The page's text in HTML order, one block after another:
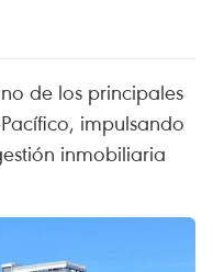
de los principales
impulsando
inmobiliaria